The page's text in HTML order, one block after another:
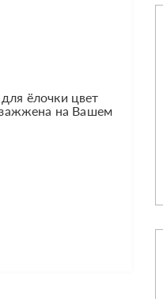
ёлочки цвет
зажжена на Вашем